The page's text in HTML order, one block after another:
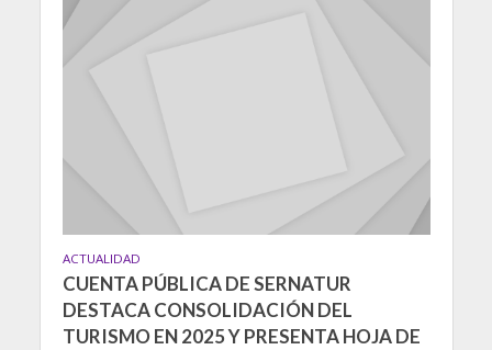
ACTUALIDAD
CUENTA PÚBLICA DE SERNATUR
DESTACA CONSOLIDACIÓN DEL
TURISMO EN 2025 Y PRESENTA HOJA DE